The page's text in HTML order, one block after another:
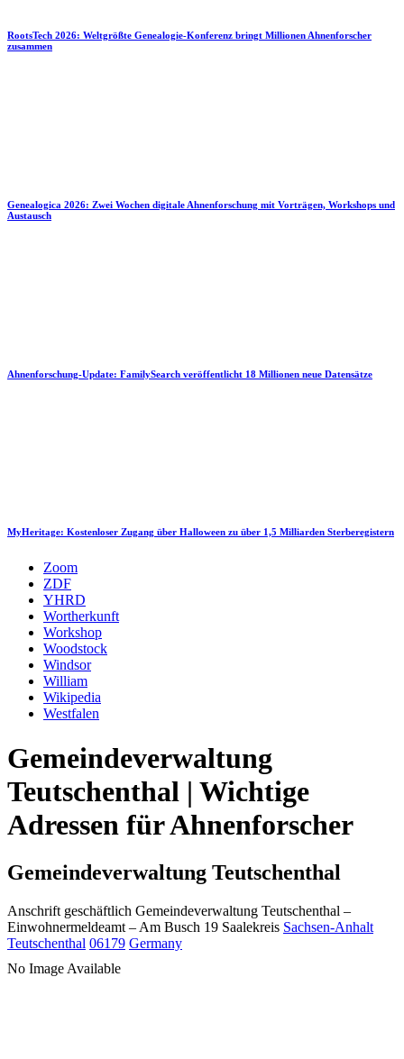
RootsTech 2026: Weltgrößte Genealogie-Konferenz bringt Millionen Ahnenforscher
zusammen
Genealogica 2026: Zwei Wochen digitale Ahnenforschung mit Vorträgen, Workshops und
Austausch
Ahnenforschung-Update: FamilySearch veröffentlicht 18 Millionen neue Datensätze
MyHeritage: Kostenloser Zugang über Halloween zu über 1,5 Milliarden Sterberegistern
Zoom
ZDF
YHRD
Wortherkunft
Workshop
Woodstock
Windsor
William
Wikipedia
Westfalen
Gemeindeverwaltung
Teutschenthal | Wichtige
Adressen für Ahnenforscher
Gemeindeverwaltung Teutschenthal
Anschrift geschäftlich Gemeindeverwaltung Teutschenthal –
Einwohnermeldeamt – Am Busch 19 Saalekreis Sachsen-Anhalt
Teutschenthal 06179 Germany
No Image Available